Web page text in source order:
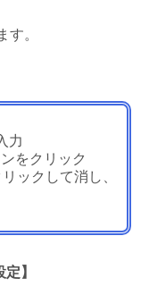
す。
力
をクリック
ックして消し、
】